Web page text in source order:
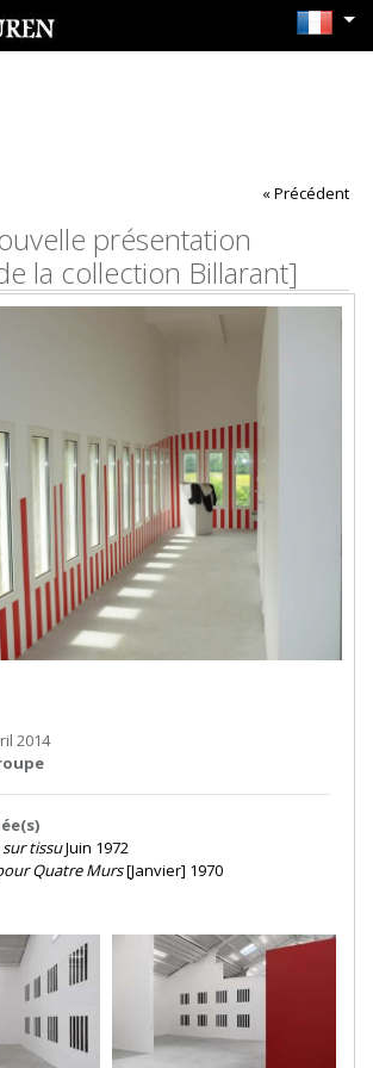
« Précédent
présentation
la collection Billarant]
2014
tissuJuin 1972
Quatre Murs[Janvier] 1970